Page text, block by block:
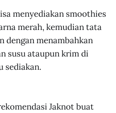
menyediakan smoothies
merah, kemudian tata
dengan menambahkan
susu ataupun krim di
sediakan.
Jaknot buat